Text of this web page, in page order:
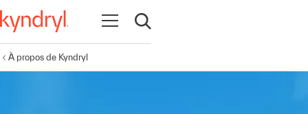
Ouvrir la navigation
Ouvrir la recherche
À propos de Kyndryl